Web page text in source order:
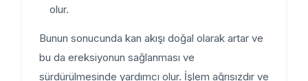
olur.
Bunun sonucunda kan akışı doğal olarak artar ve
bu da ereksiyonun sağlanması ve
sürdürülmesinde yardımcı olur. İşlem ağrısızdır ve